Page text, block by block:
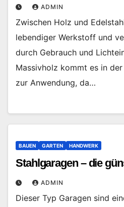
ADMIN
Zwischen Holz und
lebendiger Werkstoff und
durch Gebrauch und
Massivholz kommt es in
zur Anwendung, da…
BAUEN GARTEN HANDWERK
Stahlgaragen – die
ADMIN
Dieser Typ Garagen sind